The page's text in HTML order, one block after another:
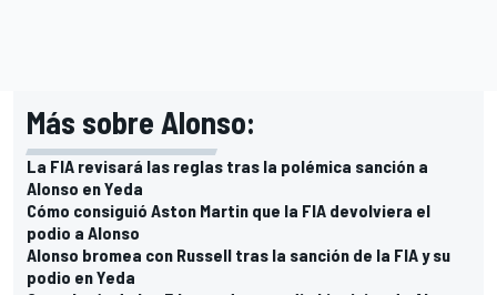
Más sobre Alonso:
La FIA revisará las reglas tras la polémica sanción a
Alonso en Yeda
Cómo consiguió Aston Martin que la FIA devolviera el
podio a Alonso
Alonso bromea con Russell tras la sanción de la FIA y su
podio en Yeda